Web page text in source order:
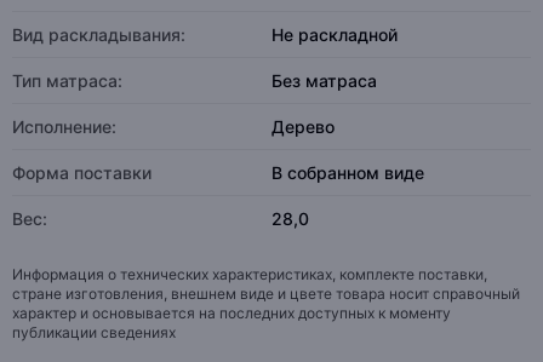
Вид раскладывания: Не раскладной
Тип матраса: Без матраса
Исполнение: Дерево
Форма поставки В собранном виде
Вес: 28,0
Информация о технических характеристиках, комплекте поставки,
стране изготовления, внешнем виде и цвете товара носит справочный
характер и основывается на последних доступных к моменту
публикации сведениях